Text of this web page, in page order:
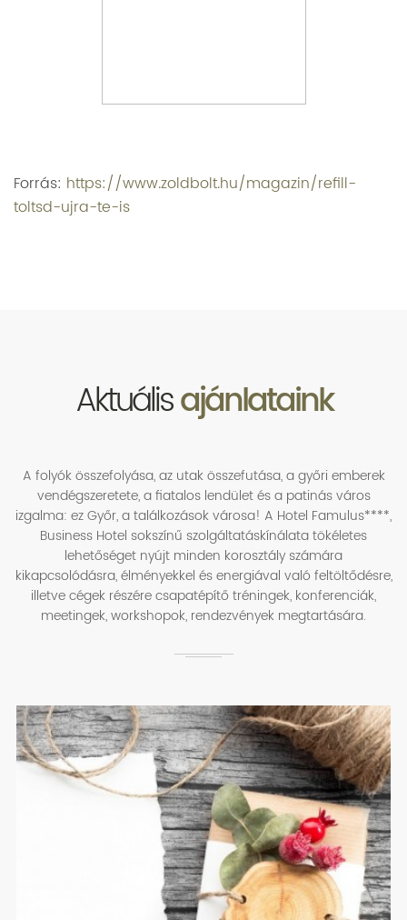
Forrás: https://www.zoldbolt.hu/magazin/refill-
toltsd-ujra-te-is
Aktuálisajánlataink
A folyók összefolyása, az utak összefutása, a győri emberek
vendégszeretete, a fiatalos lendület és a patinás város
izgalma: ez Győr, a találkozások városa! A Hotel Famulus****,
Business Hotel sokszínű szolgáltatáskínálata tökéletes
lehetőséget nyújt minden korosztály számára
kikapcsolódásra, élményekkel és energiával való feltöltődésre,
illetve cégek részére csapatépítő tréningek, konferenciák,
meetingek, workshopok, rendezvények megtartására.